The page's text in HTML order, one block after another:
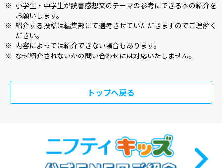
※ 小学生・中学生が読書感想文のテーマの参考にできる本の紹介を
お願いします。
※ 紹介する投稿は編集部にて選考させていただきますのでご理解く
ださい。
※ 内容によっては紹介できない場合もあります。
※ なぜ紹介されないかの問い合わせには対応いたしません。
トップへ戻る